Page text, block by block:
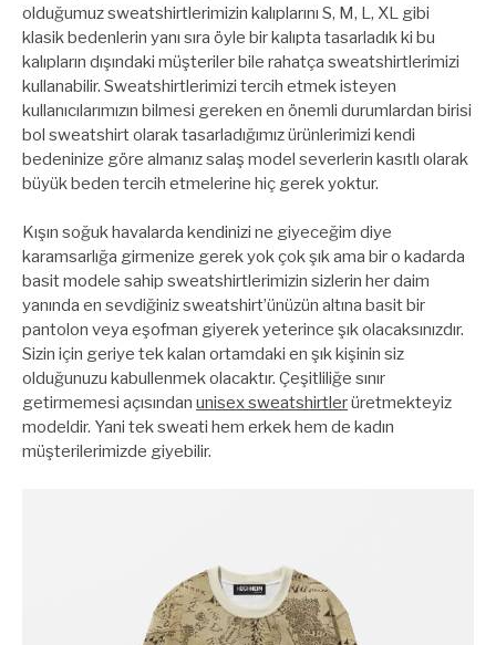
olduğumuz sweatshirtlerimizin kalıplarını S, M, L, XL gibi
klasik bedenlerin yanı sıra öyle bir kalıpta tasarladık ki bu
kalıpların dışındaki müşteriler bile rahatça sweatshirtlerimizi
kullanabilir. Sweatshirtlerimizi tercih etmek isteyen
kullanıcılarımızın bilmesi gereken en önemli durumlardan birisi
bol sweatshirt olarak tasarladığımız ürünlerimizi kendi
bedeninize göre almanız salaş model severlerin kasıtlı olarak
büyük beden tercih etmelerine hiç gerek yoktur.
Kışın soğuk havalarda kendinizi ne giyeceğim diye
karamsarlığa girmenize gerek yok çok şık ama bir o kadarda
basit modele sahip sweatshirtlerimizin sizlerin her daim
yanında en sevdiğiniz sweatshirt’ünüzün altına basit bir
pantolon veya eşofman giyerek yeterince şık olacaksınızdır.
Sizin için geriye tek kalan ortamdaki en şık kişinin siz
olduğunuzu kabullenmek olacaktır. Çeşitliliğe sınır
getirmemesi açısından unisex sweatshirtlerüretmekteyiz
modeldir. Yani tek sweati hem erkek hem de kadın
müşterilerimizde giyebilir.